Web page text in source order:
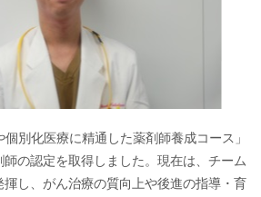
別化医療に精通した薬剤師養成コース」
の認定を取得しました。現在は、チーム
し、がん治療の質向上や後進の指導・育